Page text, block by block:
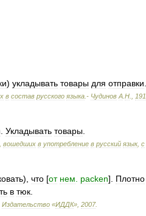
) укладывать товары для отправки
в состав русского языка .- Чудинов А Н
Укладывать товары
вошедших в употребление в русский язык, с
), что [от нем packen]. Плотно
в тюк
Издательство «ИДДК» 2007.